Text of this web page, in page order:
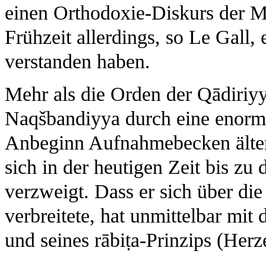
einen Orthodoxie-Diskurs der
Frühzeit allerdings, so Le Gall,
verstanden haben.
Mehr als die Orden der
Naqšbandiyya durch eine
Anbeginn Aufnahmebecken
sich in der heutigen Zeit bis zu
verzweigt. Dass er sich über
verbreitete, hat unmittelbar mit
und seines rābiṭa-Prinzips